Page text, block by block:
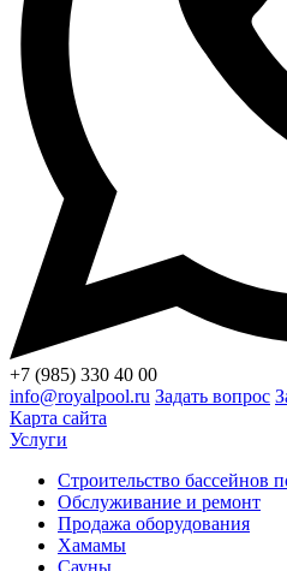
+7 (985) 330 40 00
info@royalpool.ru Задать вопрос
Карта сайта
Услуги
Строительство бассейнов
Обслуживание и ремонт
Продажа оборудования
Хамамы
Сауны